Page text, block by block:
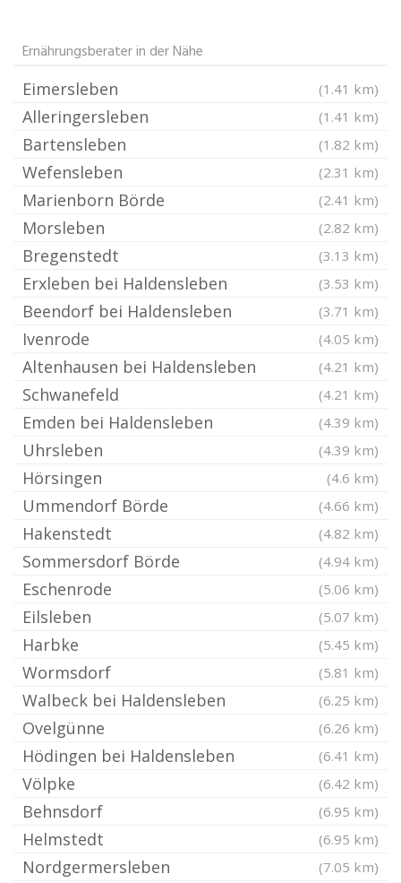
Ernährungsberater in der Nähe
Eimersleben (1.41 km)
Alleringersleben (1.41 km)
Bartensleben (1.82 km)
Wefensleben (2.31 km)
Marienborn Börde (2.41 km)
Morsleben (2.82 km)
Bregenstedt (3.13 km)
Erxleben bei Haldensleben (3.53 km)
Beendorf bei Haldensleben (3.71 km)
Ivenrode (4.05 km)
Altenhausen bei Haldensleben (4.21 km)
Schwanefeld (4.21 km)
Emden bei Haldensleben (4.39 km)
Uhrsleben (4.39 km)
Hörsingen (4.6 km)
Ummendorf Börde (4.66 km)
Hakenstedt (4.82 km)
Sommersdorf Börde (4.94 km)
Eschenrode (5.06 km)
Eilsleben (5.07 km)
Harbke (5.45 km)
Wormsdorf (5.81 km)
Walbeck bei Haldensleben (6.25 km)
Ovelgünne (6.26 km)
Hödingen bei Haldensleben (6.41 km)
Völpke (6.42 km)
Behnsdorf (6.95 km)
Helmstedt (6.95 km)
Nordgermersleben (7.05 km)